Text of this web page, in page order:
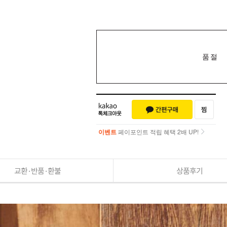
품절
이벤트 페이포인트 적립 혜택 2배 UP!
페이포인트 적립 혜택 2배 UP!
교환·반품·환불 상품후기